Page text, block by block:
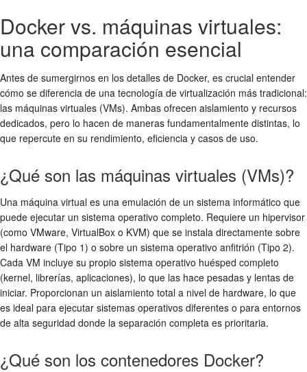
Docker vs. máquinas virtuales:
una comparación esencial
Antes de sumergirnos en los detalles de Docker, es crucial entender
cómo se diferencia de una tecnología de virtualización más tradicional:
las máquinas virtuales (VMs). Ambas ofrecen aislamiento y recursos
dedicados, pero lo hacen de maneras fundamentalmente distintas, lo
que repercute en su rendimiento, eficiencia y casos de uso.
¿Qué son las máquinas virtuales (VMs)?
Una máquina virtual es una emulación de un sistema informático que
puede ejecutar un sistema operativo completo. Requiere un hipervisor
(como VMware, VirtualBox o KVM) que se instala directamente sobre
el hardware (Tipo 1) o sobre un sistema operativo anfitrión (Tipo 2).
Cada VM incluye su propio sistema operativo huésped completo
(kernel, librerías, aplicaciones), lo que las hace pesadas y lentas de
iniciar. Proporcionan un aislamiento total a nivel de hardware, lo que
es ideal para ejecutar sistemas operativos diferentes o para entornos
de alta seguridad donde la separación completa es prioritaria.
¿Qué son los contenedores Docker?